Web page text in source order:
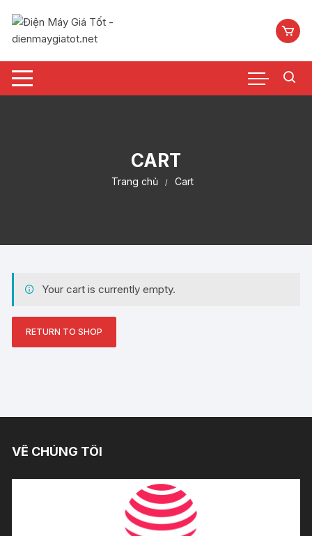
nội
CART
Trang chủ Cart
Your cart is currently empty.
RETURN TO SHOP
VỀ CHÚNG TÔI